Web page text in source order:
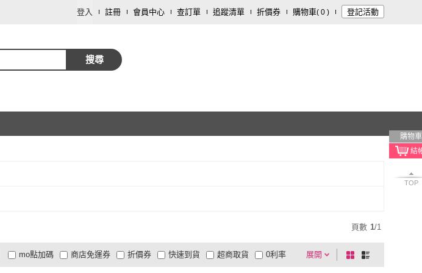
登入 註冊 會員中心 查訂單 追蹤清單 折價券 購物車( 0 ) 登記活動
搜尋
購物車
TOP
頁數 1/1
展開
折價券
有影片
商品有量 電視購物
mo點加碼 快速到貨 超商取貨
大家電安心配
大家電快配
商店免運券 0利率
棋
盤
列